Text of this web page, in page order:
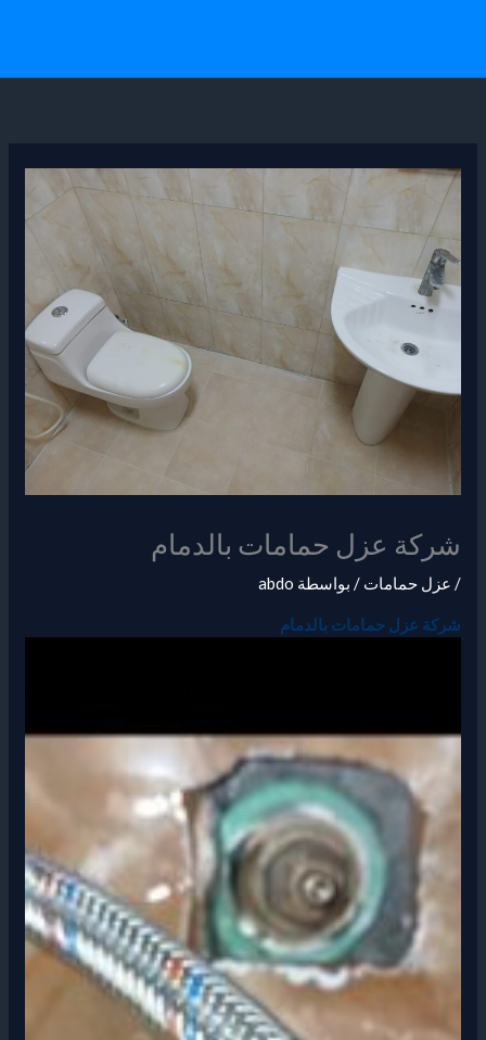
شركة عزل حمامات بالدمام
/ عزل حمامات / بواسطة abdo
شركة عزل حمامات بالدمام